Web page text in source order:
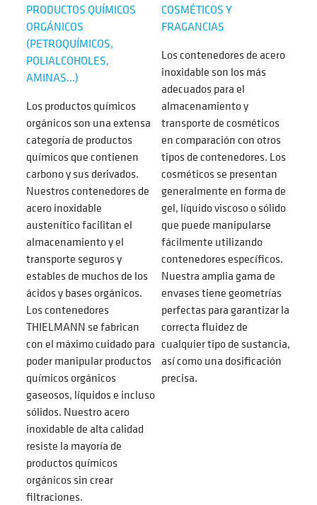
PRODUCTOS QUÍMICOS
ORGÁNICOS
(PETROQUÍMICOS,
POLIALCOHOLES,
AMINAS...)
Los productos químicos
orgánicos son una extensa
categoría de productos
químicos que contienen
carbono y sus derivados.
Nuestros contenedores de
acero inoxidable
austenítico facilitan el
almacenamiento y el
transporte seguros y
estables de muchos de los
ácidos y bases orgánicos.
Los contenedores
THIELMANN se fabrican
con el máximo cuidado para
poder manipular productos
químicos orgánicos
gaseosos, líquidos e incluso
sólidos. Nuestro acero
inoxidable de alta calidad
resiste la mayoría de
productos químicos
orgánicos sin crear
filtraciones.
COSMÉTICOS Y
FRAGANCIAS
Los contenedores de acero
inoxidable son los más
adecuados para el
almacenamiento y
transporte de cosméticos
en comparación con otros
tipos de contenedores. Los
cosméticos se presentan
generalmente en forma de
gel, líquido viscoso o sólido
que puede manipularse
fácilmente utilizando
contenedores específicos.
Nuestra amplia gama de
envases tiene geometrías
perfectas para garantizar la
correcta fluidez de
cualquier tipo de sustancia,
así como una dosificación
precisa.